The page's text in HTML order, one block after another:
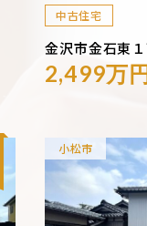
中古住宅
金沢市金石東
2,499万
小松市